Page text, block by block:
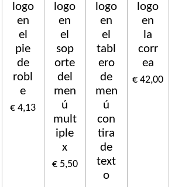
logo
en
el
pie
de
robl
e
€ 4,13
logo
en
el
sop
orte
del
men
ú
mult
iple
x
€ 5,50
logo
en
el
tabl
ero
de
men
ú
con
tira
de
text
o
logo
en
la
corr
ea
€ 42,00